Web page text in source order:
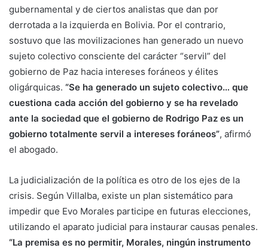
gubernamental y de ciertos analistas que dan por
derrotada a la izquierda en Bolivia. Por el contrario,
sostuvo que las movilizaciones han generado un nuevo
sujeto colectivo consciente del carácter “servil” del
gobierno de Paz hacia intereses foráneos y élites
oligárquicas. “Se ha generado un sujeto colectivo… que
cuestiona cada acción del gobierno y se ha revelado
ante la sociedad que el gobierno de Rodrigo Paz es un
gobierno totalmente servil a intereses foráneos”, afirmó
el abogado.
La judicialización de la política es otro de los ejes de la
crisis. Según Villalba, existe un plan sistemático para
impedir que Evo Morales participe en futuras elecciones,
utilizando el aparato judicial para instaurar causas penales.
“La premisa es no permitir, Morales, ningún instrumento